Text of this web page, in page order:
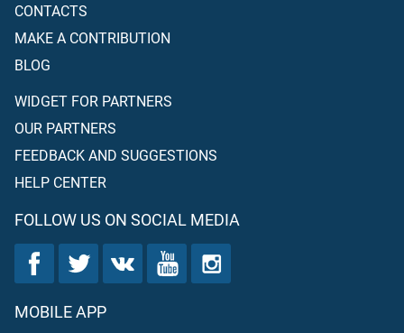
CONTACTS
MAKE A CONTRIBUTION
BLOG
WIDGET FOR PARTNERS
OUR PARTNERS
FEEDBACK AND SUGGESTIONS
HELP CENTER
FOLLOW US ON SOCIAL MEDIA
MOBILE APP